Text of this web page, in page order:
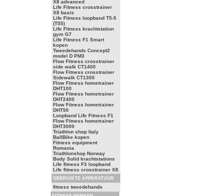
X8 advanced
Life Fitness crosstrainer
X8 basis
Life Fitness loopband T5-5
(T55)
Life Fitness krachtstation
gym G7
Life Fitness F1 Smart
kopen
Tweedehands Concept2
model D PM3
Flow Fitness crosstrainer
side walk CT1400
Flow Fitness crosstrainer
Sidewalk CT1300
Flow Fitness hometrainer
DHT100
Flow Fitness hometrainer
DHT2400
Flow Fitness hometrainer
DHT50
Loopband Life Fitness F1
Flow Fitness hometrainer
DHT3000
Triathlon shop Italy
BallBike kopen
Fitness equipment
Romania
Triathlonshop Norway
Body Solid krachtstations
Life fitness F3 loopband
Life fitness crosstrainer X8
GEBRUIKTE APPARATUUR
fitness tweedehands